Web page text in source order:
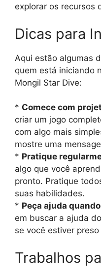
explorar os recursos
Dicas para
Aqui estão algumas
quem está iniciando
Mongil Star Dive:
* Comece com
criar um jogo
com algo mais
mostre uma
* Pratique
algo que você
pronto. Pratique
suas habilidades.
* Peça ajuda
em buscar a ajuda
se você estiver
Trabalhos